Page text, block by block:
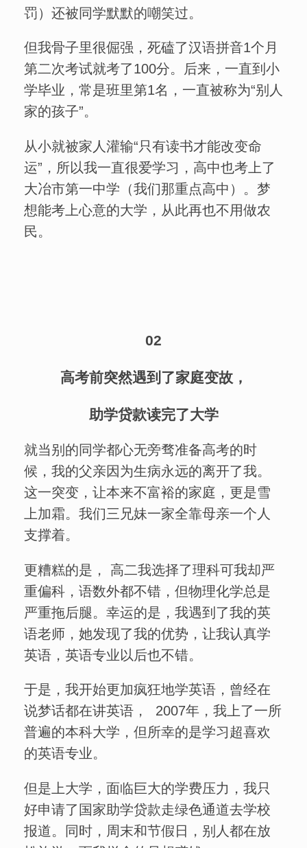
罚）还被同学默默的嘲笑过。
但我骨子里很倔强，死磕了汉语拼音1个月
第二次考试就考了100分。后来，一直到小
学毕业，常是班里第1名，一直被称为“别人
家的孩子”。
从小就被家人灌输“只有读书才能改变命
运”，所以我一直很爱学习，高中也考上了
大冶市第一中学（我们那重点高中）。梦
想能考上心意的大学，从此再也不用做农
民。
02
高考前突然遇到了家庭变故，
助学贷款读完了大学
就当别的同学都心无旁骛准备高考的时
候，我的父亲因为生病永远的离开了我。
这一突变，让本来不富裕的家庭，更是雪
上加霜。我们三兄妹一家全靠母亲一个人
支撑着。
更糟糕的是， 高二我选择了理科可我却严
重偏科，语数外都不错，但物理化学总是
严重拖后腿。幸运的是，我遇到了我的英
语老师，她发现了我的优势，让我认真学
英语，英语专业以后也不错。
于是，我开始更加疯狂地学英语，曾经在
说梦话都在讲英语， 2007年，我上了一所
普遍的本科大学，但所幸的是学习超喜欢
的英语专业。
但是上大学，面临巨大的学费压力，我只
好申请了国家助学贷款走绿色通道去学校
报道。同时，周末和节假日，别人都在放